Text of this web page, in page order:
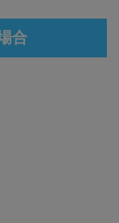
合